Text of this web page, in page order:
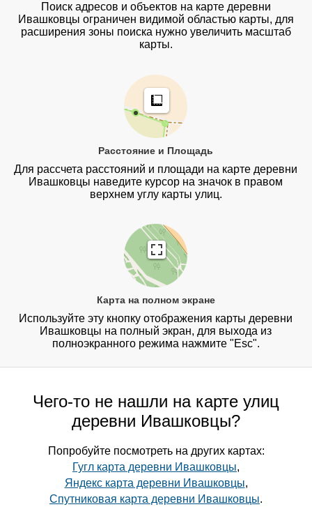
Поиск адресов и объектов на карте деревни
Ивашковцы ограничен видимой областью карты, для
расширения зоны поиска нужно увеличить масштаб
карты.
Расстояние и Площадь
Для рассчета расстояний и площади на карте деревни
Ивашковцы наведите курсор на значок в правом
верхнем углу карты улиц.
Карта на полном экране
Используйте эту кнопку отображения карты деревни
Ивашковцы на полный экран, для выхода из
полноэкранного режима нажмите "Esc".
Чего-то не нашли на карте улиц
деревни Ивашковцы?
Попробуйте посмотреть на других картах:
Гугл карта деревни Ивашковцы,
Яндекс карта деревни Ивашковцы,
Спутниковая карта деревни Ивашковцы.